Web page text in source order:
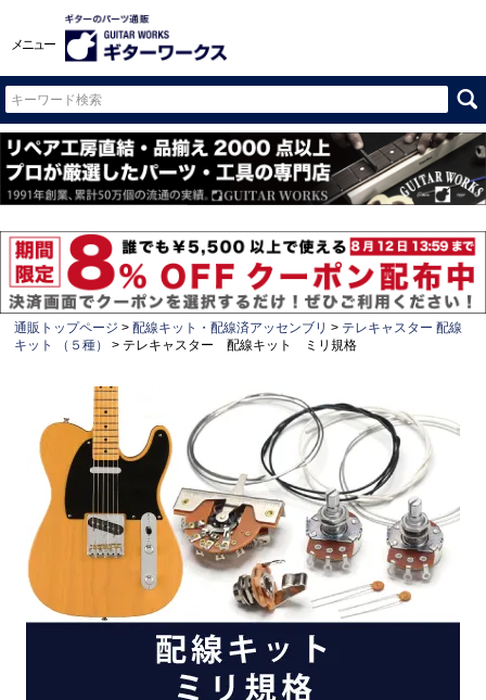
メニュー
通販トップページ 配線キット・配線済アッセンブリ
テレキャスター 配線
キット （５種）
テレキャスター 配線キット ミリ規格